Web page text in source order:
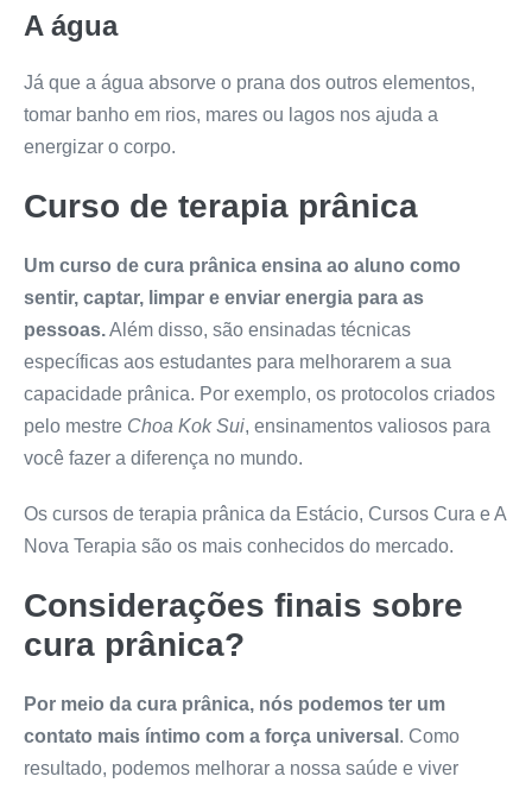
A água
Já que a água absorve o prana dos outros elementos,
tomar banho em rios, mares ou lagos nos ajuda a
energizar o corpo.
Curso de terapia prânica
Um curso de cura prânica ensina ao aluno como
sentir, captar, limpar e enviar energia para as
pessoas.Além disso, são ensinadas técnicas
específicas aos estudantes para melhorarem a sua
capacidade prânica. Por exemplo, os protocolos criados
pelo mestre Choa Kok Sui, ensinamentos valiosos para
você fazer a diferença no mundo.
Os cursos de terapia prânica da Estácio, Cursos Cura e A
Nova Terapia são os mais conhecidos do mercado.
Considerações finais sobre
cura prânica?
Por meio da cura prânica, nós podemos ter um
contato mais íntimo com a força universal . Como
resultado, podemos melhorar a nossa saúde e viver